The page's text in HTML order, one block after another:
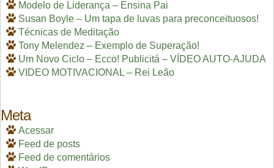
Modelo de Liderança – Ensina Pai
Susan Boyle – Um tapa de luvas para preconceituosos!
Técnicas de Meditação
Tony Melendez – Exemplo de Superação!
Um Novo Ciclo – Ecco! Publicitá – VÍDEO AUTO-AJUDA
VIDEO MOTIVACIONAL – Rei Leão
Meta
Acessar
Feed de posts
Feed de comentários